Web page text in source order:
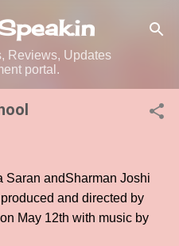
content
Reviews, Updates
portal.
Saran andSharman Joshi
and directed by
May 12th with music by